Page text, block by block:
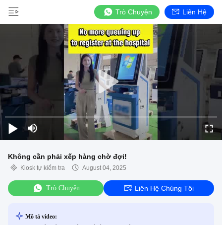
Trò Chuyện Liên Hệ
Không cần phải xếp hàng chờ đợi!
Kiosk tự kiểm tra August 04, 2025
Trò Chuyện Liên Hệ Chúng Tôi
Mô tả video: